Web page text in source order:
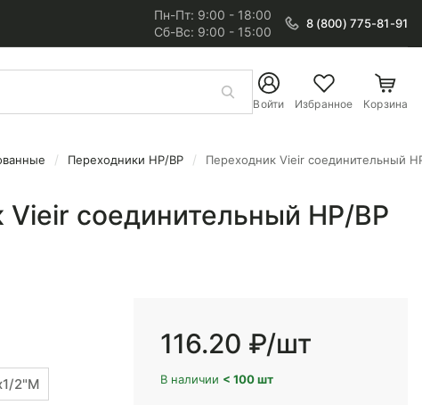
Пн-Пт: 9:00 - 18:00
Сб-Вс: 9:00 - 15:00
8 (800) 775-81-91
Войти Избранное Корзина
Переходники НР/ВР Переходник Vieir соединительный
Vieir соединительный НР/ВР
2"М
116.20 ₽/шт
В наличии < 100 шт